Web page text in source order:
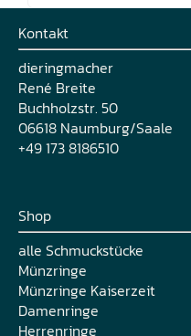
Kontakt
dieringmacher
René Breite
Buchholzstr. 50
06618 Naumburg/Saale
+49 173 8186510
Shop
alle Schmuckstücke
Münzringe
Münzringe Kaiserzeit
Damenringe
Herrenringe